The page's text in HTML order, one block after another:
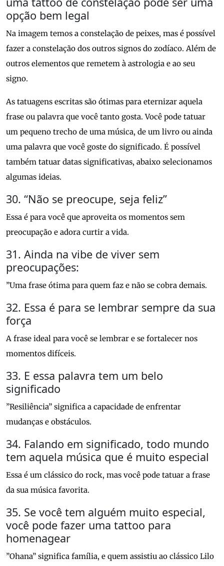
opção bem legal
Na imagem temos a constelação de peixes, mas é possível
fazer a constelação dos outros signos do zodíaco. Além de
outros elementos que remetem à astrologia e ao seu
signo.
As tatuagens escritas são ótimas para eternizar aquela
frase ou palavra que você tanto gosta. Você pode tatuar
um pequeno trecho de uma música, de um livro ou ainda
uma palavra que você goste do significado. É possível
também tatuar datas significativas, abaixo selecionamos
algumas ideias.
30. “Não se preocupe, seja feliz”
Essa é para você que aproveita os momentos sem
preocupação e adora curtir a vida.
31. Ainda na vibe de viver sem
preocupações:
”Uma frase ótima para quem faz e não se cobra demais.
32. Essa é para se lembrar sempre da sua
força
A frase ideal para você se lembrar e se fortalecer nos
momentos difíceis.
33. E essa palavra tem um belo
significado
”Resiliência” significa a capacidade de enfrentar
mudanças e obstáculos.
34. Falando em significado, todo mundo
tem aquela música que é muito especial
Essa é um clássico do rock, mas você pode tatuar a frase
da sua música favorita.
35. Se você tem alguém muito especial,
você pode fazer uma tattoo para
homenagear
”Ohana” significa família, e quem assistiu ao clássico Lilo